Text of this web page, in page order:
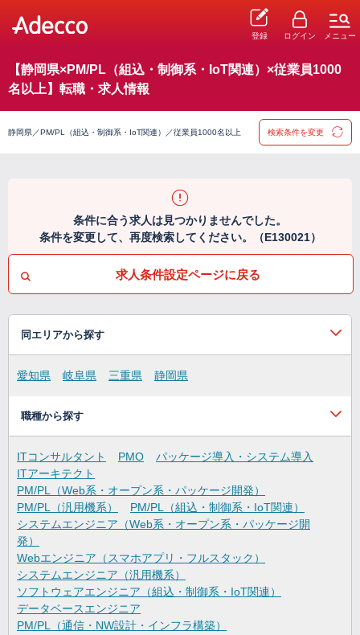
登録 ログイン メニュー
【静岡県×PM/PL（組込・制御系・IoT関連）×従業員1000
名以上】転職・求人情報
静岡県／PM/PL（組込・制御系・IoT関連）／従業員1000名以上 検索条件を変更
条件に合う求人は見つかりませんでした。
条件を変更して、再度検索してください。（E130021）
求人条件設定ページに戻る
同エリアから探す
愛知県 岐阜県 三重県 静岡県
職種から探す
ITコンサルタント PMO
パッケージ導入・システム導入
ITアーキテクト
PM/PL（Web系・オープン系・パッケージ開発）
PM/PL（汎用機系）
PM/PL（組込・制御系・IoT関連）
システムエンジニア（Web系・オープン系・パッケージ開
発）
Webエンジニア（スマホアプリ・フルスタック）
システムエンジニア（汎用機系）
ソフトウェアエンジニア（組込・制御系・IoT関連）
データベースエンジニア
PM/PL（通信・NW設計・インフラ構築）